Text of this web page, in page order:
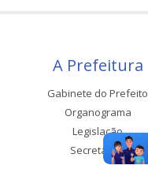
A Prefeitura
Gabinete do Prefeito
Organograma
Legislação
Secretarias